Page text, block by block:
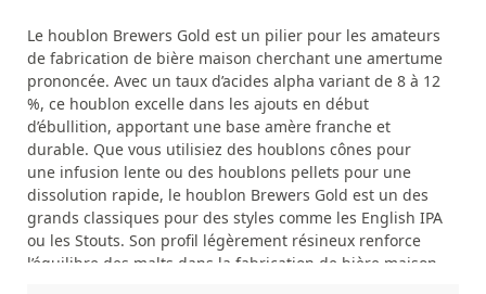
Le houblon Brewers Gold est un pilier pour les amateurs
de fabrication de bière maison cherchant une amertume
prononcée. Avec un taux d’acides alpha variant de 8 à 12
%, ce houblon excelle dans les ajouts en début
d’ébullition, apportant une base amère franche et
durable. Que vous utilisiez des houblons cônes pour
une infusion lente ou des houblons pellets pour une
dissolution rapide, le houblon Brewers Gold est un des
grands classiques pour des styles comme les English IPA
ou les Stouts. Son profil légèrement résineux renforce
l’équilibre des malts dans la fabrication de bière maison.